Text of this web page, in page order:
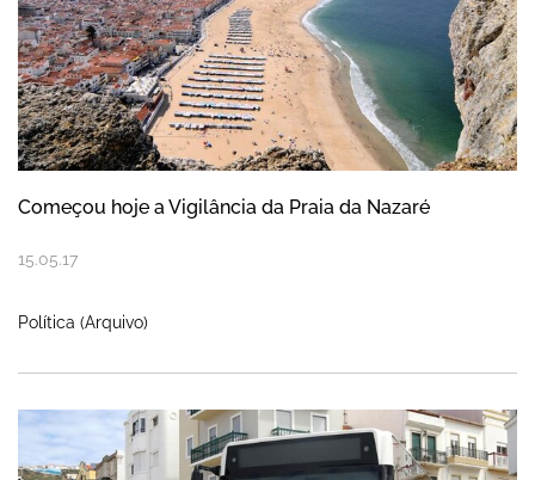
Começou hoje a Vigilância da Praia da Nazaré
15.05.17
Política (Arquivo)
Abertura de novo troço requalificado da